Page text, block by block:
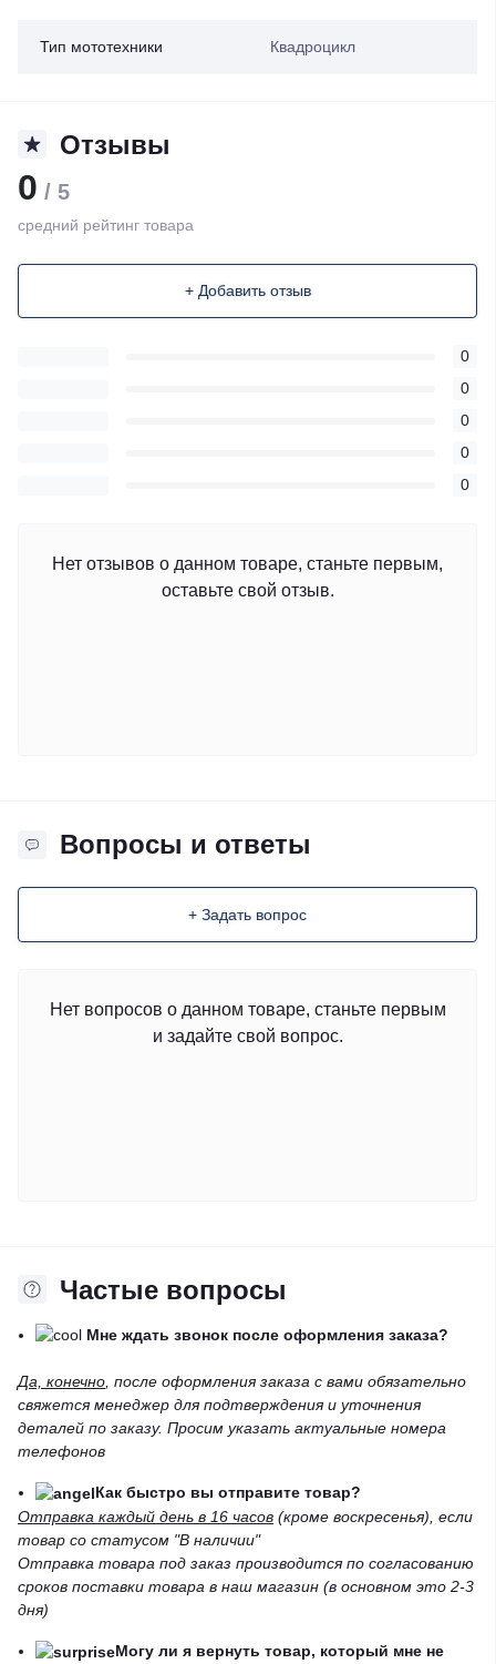
Тип мототехники Квадроцикл
Отзывы
0 / 5
средний рейтинг товара
+ Добавить отзыв
0
0
0
0
0
Нет отзывов о данном товаре, станьте первым,
оставьте свой отзыв.
Вопросы и ответы
+ Задать вопрос
Нет вопросов о данном товаре, станьте первым
и задайте свой вопрос.
Частые вопросы
Мне ждать звонок после оформления заказа?
Да, конечно, после оформления заказа с вами обязательно
свяжется менеджер для подтверждения и уточнения
деталей по заказу. Просим указать актуальные номера
телефонов
Как быстро вы отправите товар?
Отправка каждый день в 16 часов (кроме воскресенья), если
товар со статусом "В наличии"
Отправка товара под заказ производится по согласованию
сроков поставки товара в наш магазин (в основном это 2-3
дня)
Могу ли я вернуть товар, который мне не